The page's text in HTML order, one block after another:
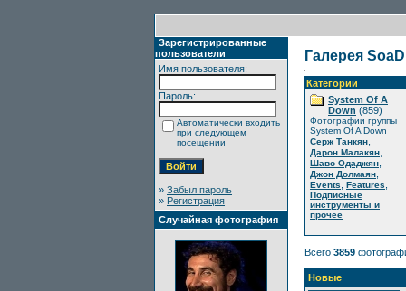
Зарегистрированные
пользователи
Имя пользователя:
Пароль:
Автоматически входить
при следующем
посещении
» Забыл пароль
» Регистрация
Случайная фотография
Галерея
Категории
System Of A
Down (859)
Фотографии группы
System Of A Down
Серж Танкян
Дарон Малакян
Шаво Одаджян
Джон Долмаян
Events Features
Подписные
инструменты и
прочее
Всего 3859
Новые